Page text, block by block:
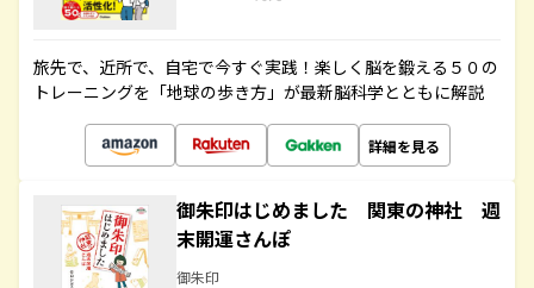
旅先で、近所で、自宅で今すぐ実践！楽しく脳を鍛える５０の
トレーニングを「地球の歩き方」が最新脳科学とともに解説
詳細を見る
御朱印はじめました 関東の神社 週
末開運さんぽ
御朱印